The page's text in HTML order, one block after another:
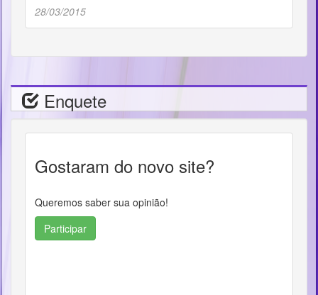
28/03/2015
Enquete
Gostaram do novo site?
Queremos saber sua opinião!
Participar